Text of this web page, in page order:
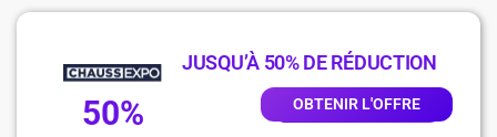
50%
JUSQU’À 50% DE RÉDUCTION
OBTENIR L'OFFRE